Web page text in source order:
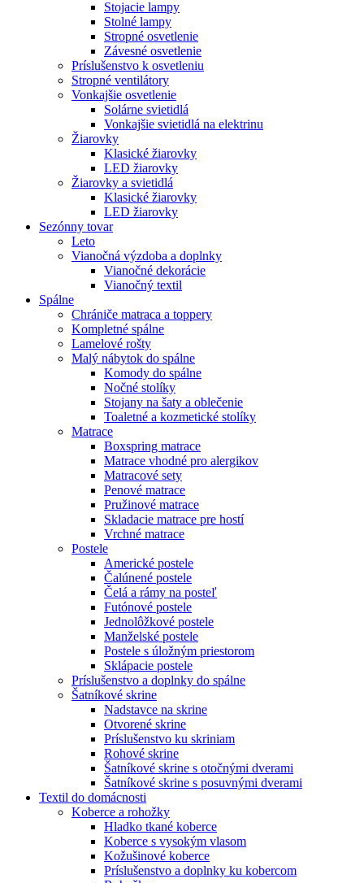
Stojacie lampy
Stolné lampy
Stropné osvetlenie
Závesné osvetlenie
Príslušenstvo k osvetleniu
Stropné ventilátory
Vonkajšie osvetlenie
Solárne svietidlá
Vonkajšie svietidlá na elektrinu
Žiarovky
Klasické žiarovky
LED žiarovky
Žiarovky a svietidlá
Klasické žiarovky
LED žiarovky
Sezónny tovar
Leto
Vianočná výzdoba a doplnky
Vianočné dekorácie
Vianočný textil
Spálne
Chrániče matraca a toppery
Kompletné spálne
Lamelové rošty
Malý nábytok do spálne
Komody do spálne
Nočné stolíky
Stojany na šaty a oblečenie
Toaletné a kozmetické stolíky
Matrace
Boxspring matrace
Matrace vhodné pro alergikov
Matracové sety
Penové matrace
Pružinové matrace
Skladacie matrace pre hostí
Vrchné matrace
Postele
Americké postele
Čalúnené postele
Čelá a rámy na posteľ
Futónové postele
Jednolôžkové postele
Manželské postele
Postele s úložným priestorom
Sklápacie postele
Príslušenstvo a doplnky do spálne
Šatníkové skrine
Nadstavce na skrine
Otvorené skrine
Príslušenstvo ku skriniam
Rohové skrine
Šatníkové skrine s otočnými dverami
Šatníkové skrine s posuvnými dverami
Textil do domácnosti
Koberce a rohožky
Hladko tkané koberce
Koberce s vysokým vlasom
Kožušinové koberce
Príslušenstvo a doplnky ku kobercom